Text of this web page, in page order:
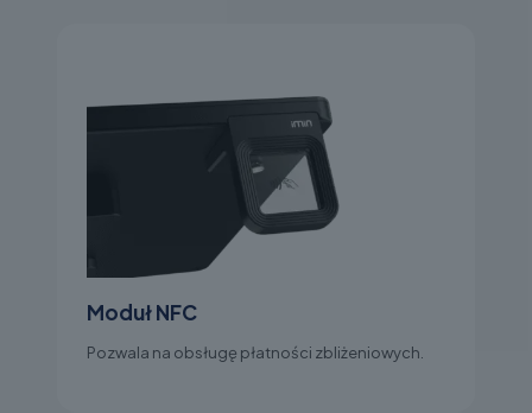
Moduł NFC
Pozwala na obsługę płatności zbliżeniowych.